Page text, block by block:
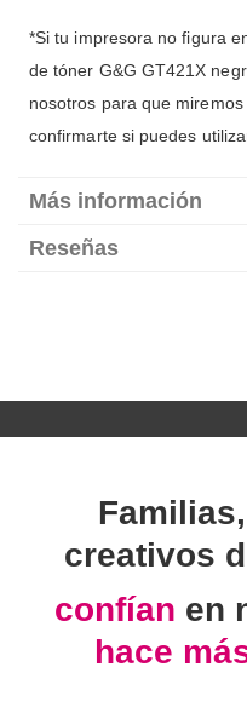
*Si tu impresora no figura
de tóner G&G GT421X
nosotros para que
confirmarte si puedes
Más información
Reseñas
creativos
confían en
hace